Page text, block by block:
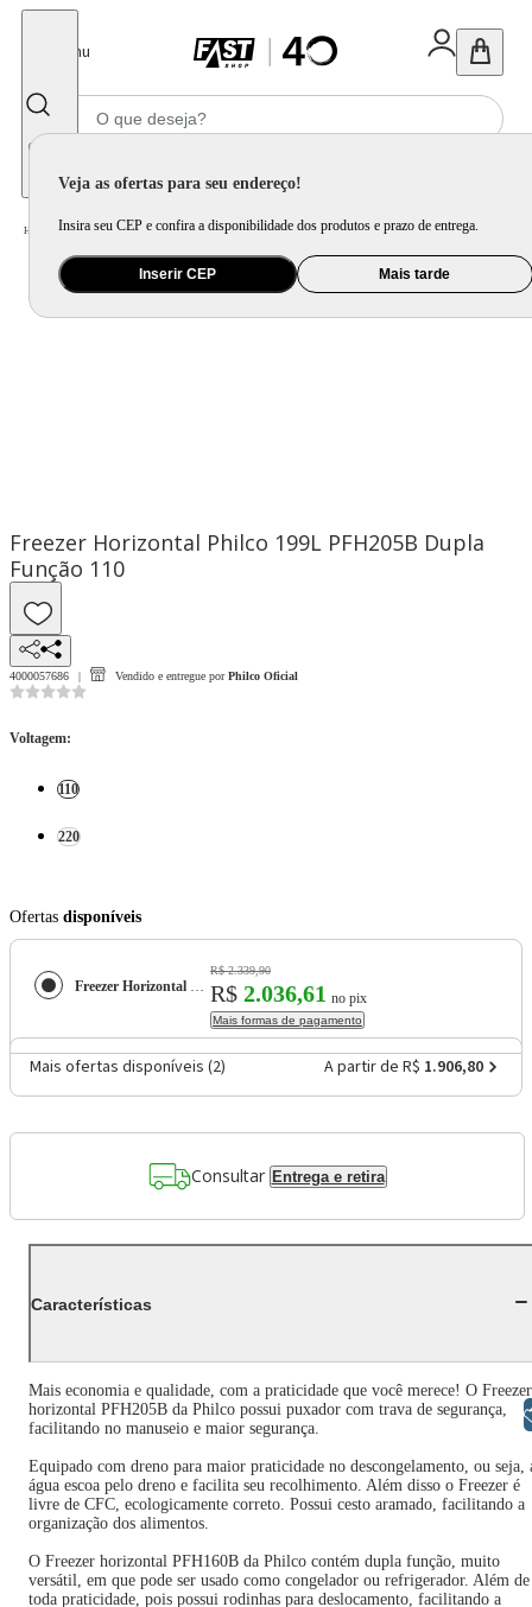
Menu
Veja as ofertas para seu endereço!
Insira seu CEP e confira a disponibilidade dos produtos e prazo de entrega.
Inserir CEP Mais tarde
Home Eletrodomésticos / Geladeira e Freezer / Freezer Horizontal Philco 199L PFH205B Dupla Função
Freezer Horizontal Philco 199L PFH205B Dupla
Função 110
4000057686 Vendido e entregue por Philco Oficial
Voltagem:
110
220
Ofertas disponíveis
Freezer Horizontal Philco 199L PFH205B Dupla Função
R$ 2.339,90
R$ 2.036,61 no pix
Mais formas de pagamento
Mais ofertas disponíveis (2) A partir de R$ 1.906,80
Consultar Entrega e retira
Características
Mais economia e qualidade, com a praticidade que você merece! O Freezer
horizontal PFH205B da Philco possui puxador com trava de segurança,
facilitando no manuseio e maior segurança.
Equipado com dreno para maior praticidade no descongelamento, ou seja,
água escoa pelo dreno e facilita seu recolhimento. Além disso o Freezer é
livre de CFC, ecologicamente correto. Possui cesto aramado, facilitando a
organização dos alimentos.
O Freezer horizontal PFH160B da Philco contém dupla função, muito
versátil, em que pode ser usado como congelador ou refrigerador. Além de
toda praticidade, pois possui rodinhas para deslocamento, facilitando a
Libras